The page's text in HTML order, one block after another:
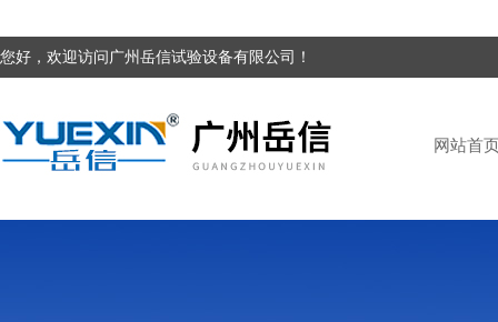
您好，欢迎访问广州岳信试验设备有限公司！
网站首